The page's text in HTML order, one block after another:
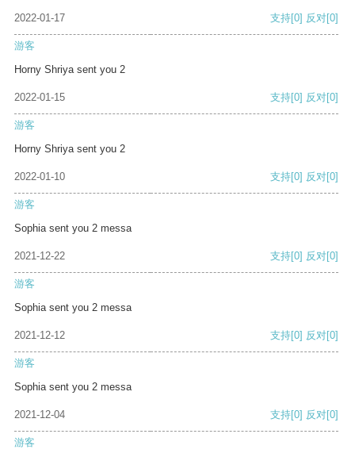
2022-01-17 支持[0] 反对[0]
游客
Horny Shriya sent you 2
2022-01-15 支持[0] 反对[0]
游客
Horny Shriya sent you 2
2022-01-10 支持[0] 反对[0]
游客
Sophia sent you 2 messa
2021-12-22 支持[0] 反对[0]
游客
Sophia sent you 2 messa
2021-12-12 支持[0] 反对[0]
游客
Sophia sent you 2 messa
2021-12-04 支持[0] 反对[0]
游客